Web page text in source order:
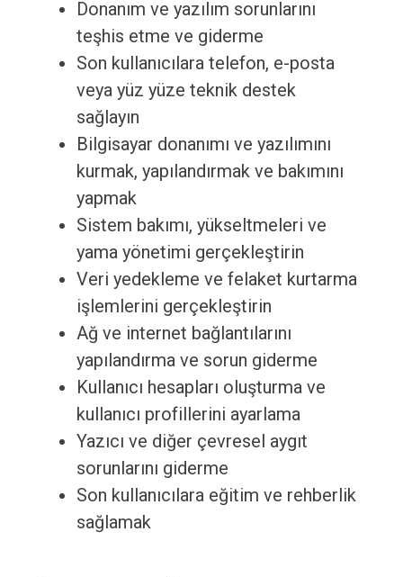
Donanım ve yazılım sorunlarını
teşhis etme ve giderme
Son kullanıcılara telefon, e-posta
veya yüz yüze teknik destek
sağlayın
Bilgisayar donanımı ve yazılımını
kurmak, yapılandırmak ve bakımını
yapmak
Sistem bakımı, yükseltmeleri ve
yama yönetimi gerçekleştirin
Veri yedekleme ve felaket kurtarma
işlemlerini gerçekleştirin
Ağ ve internet bağlantılarını
yapılandırma ve sorun giderme
Kullanıcı hesapları oluşturma ve
kullanıcı profillerini ayarlama
Yazıcı ve diğer çevresel aygıt
sorunlarını giderme
Son kullanıcılara eğitim ve rehberlik
sağlamak